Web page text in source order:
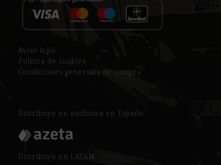
Aviso legal
Política de cookies
Condiciones generales de compra
Distribuye en exclusiva en España:
Distribuye en LATAM: